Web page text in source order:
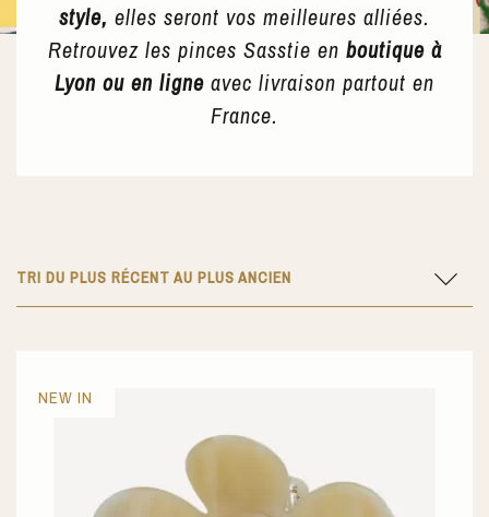
style, elles seront vos meilleures alliées.
Retrouvez les pinces Sasstie en boutique à
Lyon ou en ligne avec livraison partout en
France.
TRI DU PLUS RÉCENT AU PLUS ANCIEN
NEW IN